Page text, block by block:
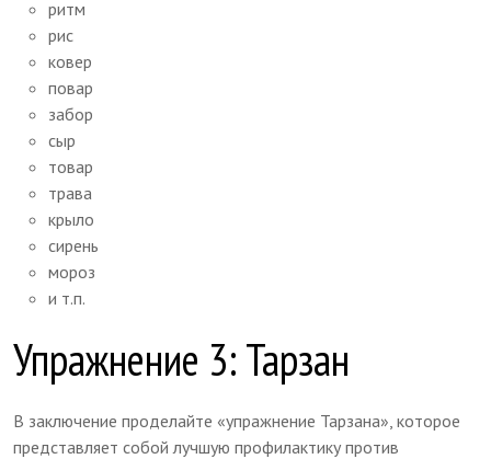
ритм
рис
ковер
повар
забор
сыр
товар
трава
крыло
сирень
мороз
и т.п.
Упражнение 3: Тарзан
В заключение проделайте «упражнение Тарзана», которое
представляет собой лучшую профилактику против